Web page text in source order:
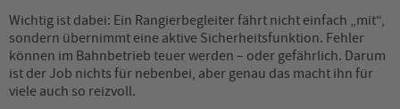
Wichtig ist dabei: Ein Rangierbegleiter fährt nicht einfach „mit“,
sondern übernimmt eine aktive Sicherheitsfunktion. Fehler
können im Bahnbetrieb teuer werden – oder gefährlich. Darum
ist der Job nichts für nebenbei, aber genau das macht ihn für
viele auch so reizvoll.